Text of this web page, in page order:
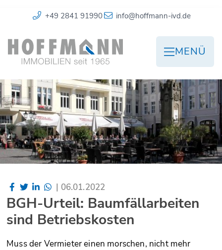
+49 2841 91990 info@hoffmann-ivd.de
MENÜ
| 06.01.2022
BGH-Urteil: Baumfällarbeiten
sind Betriebskosten
Muss der Vermieter einen morschen, nicht mehr